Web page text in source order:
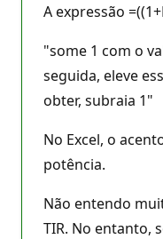
A expressão
"some 1 com o
seguida, eleve
obter, subraia 1"
No Excel, o
potência.
Não entendo
TIR. No entanto,